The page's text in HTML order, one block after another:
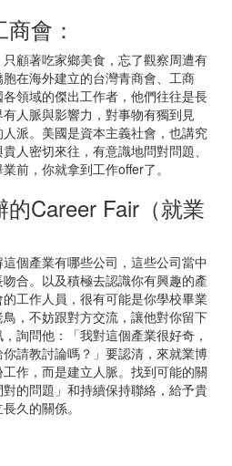
會：
顧著吃家鄉美食，忘了觀察周遭有
在海外建立的台灣青商會、工商
領域的傑出工作者，他們往往是長
人脈與影響力，對事物有獨到見
派。美國是資本主義社會，也講究
人密切來往，有意識地問對問題、
前，你就拿到工作offer了。
Career Fair（就業
個產業有哪些公司，這些公司當中
合。以及積極去認識你有興趣的產
工作人員，很有可能是你學校畢業
，不妨跟對方交流，讓他對你留下
詢問他：「我對這個產業很好奇，
請教討論嗎？」要認清，來就業博
作，而是建立人脈。找到可能的關
的問題」和持續保持聯絡，給予貴
久的關係。